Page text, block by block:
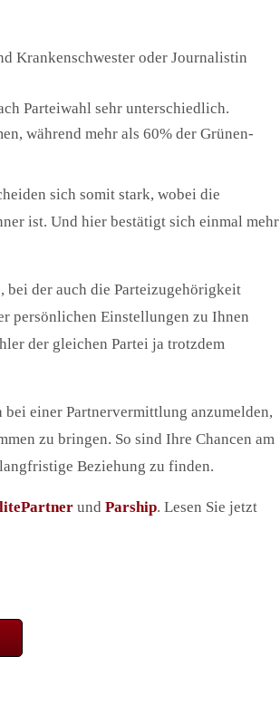
Krankenschwester oder Journalistin
Parteiwahl sehr unterschiedlich.
während mehr als 60% der Grünen-
sich somit stark, wobei die
ist. Und hier bestätigt sich einmal mehr
bei der auch die Parteizugehörigkeit
persönlichen Einstellungen zu Ihnen
der gleichen Partei ja trotzdem
einer Partnervermittlung anzumelden,
zu bringen. So sind Ihre Chancen am
Beziehung zu finden.
und Parship. Lesen Sie jetzt